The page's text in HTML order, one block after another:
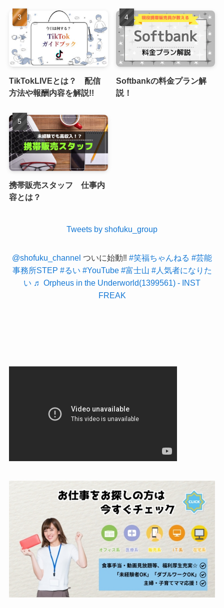
TikTokLIVEとは？ 配信
方法や報酬内容を解説!!
Softbankの料金プラン解
説！
携帯販売スタッフ 仕事内
容とは？
Tweets by shofuku_group
@shofuku_channel ついに始動‼️ #笑福ちゃんねる #芸能
事務所STEP #るい #YouTube #富士山 #人気者になりた
い ♬ Orpheus in the Underworld(1399561) - INST
FREAK